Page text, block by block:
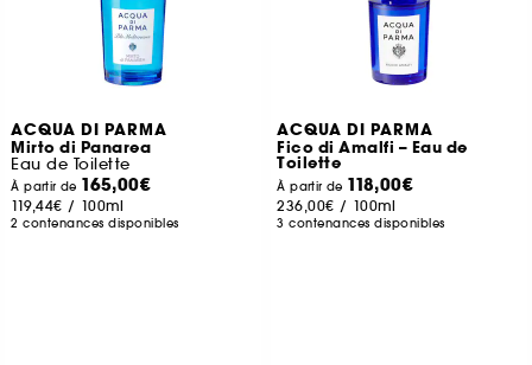
ACQUA DI PARMA
Mirto di Panarea
Eau de Toilette
À partir de 165,00€
119,44€ / 100ml
2 contenances disponibles
ACQUA DI PARMA
Fico di Amalfi – Eau de
Toilette
À partir de 118,00€
236,00€ / 100ml
3 contenances disponibles